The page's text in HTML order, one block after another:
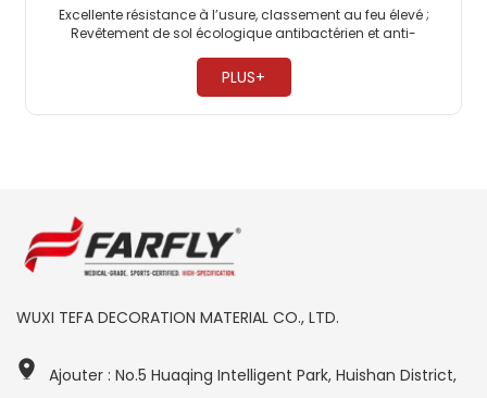
Excellente résistance à l’usure, classement au feu élevé ;
Revêtement de sol écologique antibactérien et anti-
commerciaux en PVC sont très résistants à la pression. ​
PLUS+
WUXI TEFA DECORATION MATERIAL CO., LTD.
Ajouter : No.5 Huaqing Intelligent Park, Huishan District,